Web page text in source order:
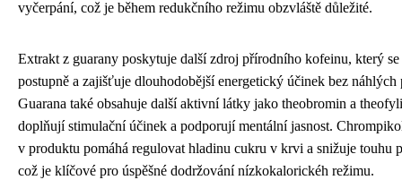
vyčerpání, což je během redukčního režimu obzvláště důležité.
Extrakt z guarany poskytuje další zdroj přírodního kofeinu, který
postupně a zajišťuje dlouhodobější energetický účinek bez náhlých
Guarana také obsahuje další aktivní látky jako theobromin a
doplňují stimulační účinek a podporují mentální jasnost.
v produktu pomáhá regulovat hladinu cukru v krvi a snižuje touhu
což je klíčové pro úspěšné dodržování nízkokalorickéh režimu.